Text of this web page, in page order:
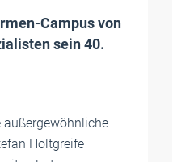
Campus von
sein 40.
außergewöhnliche
Holtgreife